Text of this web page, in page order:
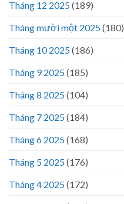
Tháng 12 2025(189)
Tháng mười một 2025(180)
Tháng 10 2025(186)
Tháng 9 2025(185)
Tháng 8 2025(104)
Tháng 7 2025(184)
Tháng 6 2025(168)
Tháng 5 2025(176)
Tháng 4 2025(172)